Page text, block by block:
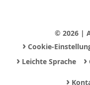
© 2026 |
›Cookie-
›Leichte Sprache ›
›